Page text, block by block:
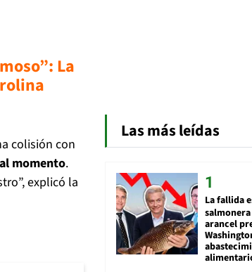
La
colisión con
momento.
explicó la
Las más leídas
La fallida
arancel